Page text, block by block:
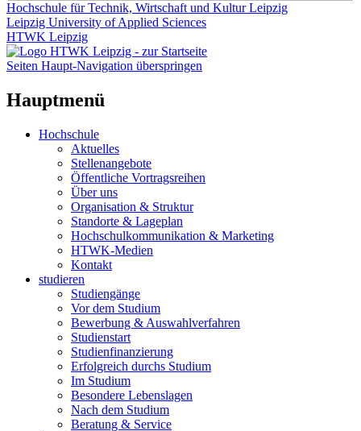
Hochschule für Technik, Wirtschaft und Kultur Leipzig
Leipzig University of Applied Sciences
HTWK Leipzig
Seiten Haupt-Navigation überspringen
Hauptmenü
Hochschule
Aktuelles
Stellenangebote
Öffentliche Vortragsreihen
Über uns
Organisation & Struktur
Standorte & Lageplan
Hochschulkommunikation & Marketing
HTWK-Medien
Kontakt
studieren
Studiengänge
Vor dem Studium
Bewerbung & Auswahlverfahren
Studienstart
Studienfinanzierung
Erfolgreich durchs Studium
Im Studium
Besondere Lebenslagen
Nach dem Studium
Beratung & Service